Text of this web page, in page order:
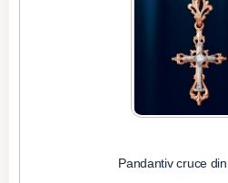
Pandantiv cruce